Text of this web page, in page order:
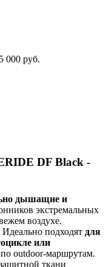
000 руб.
DF Black -
дышащие и
экстремальных
воздухе.
Идеально подходят для
или
outdoor-маршрутам.
ткани